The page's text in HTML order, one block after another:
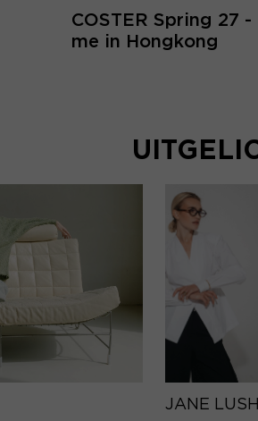
COSTER Spring 27 -
me in Hongkong
JANE